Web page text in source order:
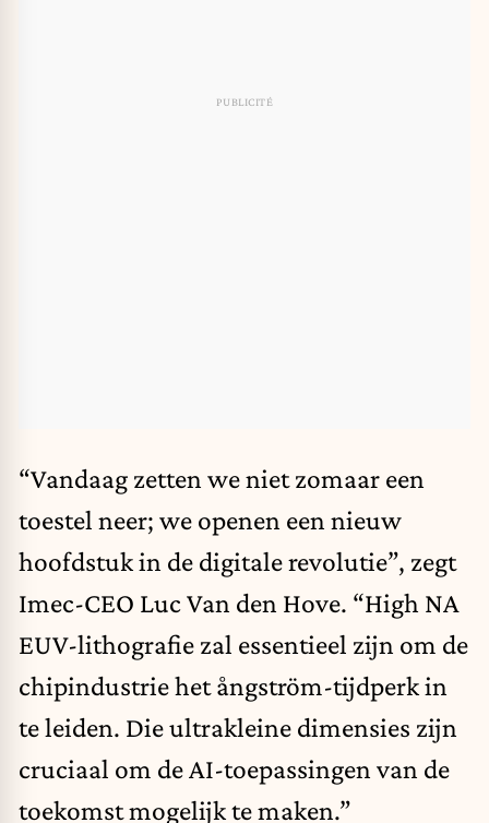
“Vandaag zetten we niet zomaar een
toestel neer; we openen een nieuw
hoofdstuk in de digitale revolutie”, zegt
Imec-CEO Luc Van den Hove. “High NA
EUV-lithografie zal essentieel zijn om de
chipindustrie het ångström-tijdperk in
te leiden. Die ultrakleine dimensies zijn
cruciaal om de AI-toepassingen van de
toekomst mogelijk te maken.”